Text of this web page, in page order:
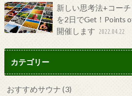
新しい思考法+コー
を2日でGet！Points
開催します 2022.04.22
カテゴリー
おすすめサウナ (3)